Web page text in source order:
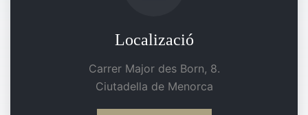
Localizació
Carrer Major des Born, 8.
Ciutadella de Menorca